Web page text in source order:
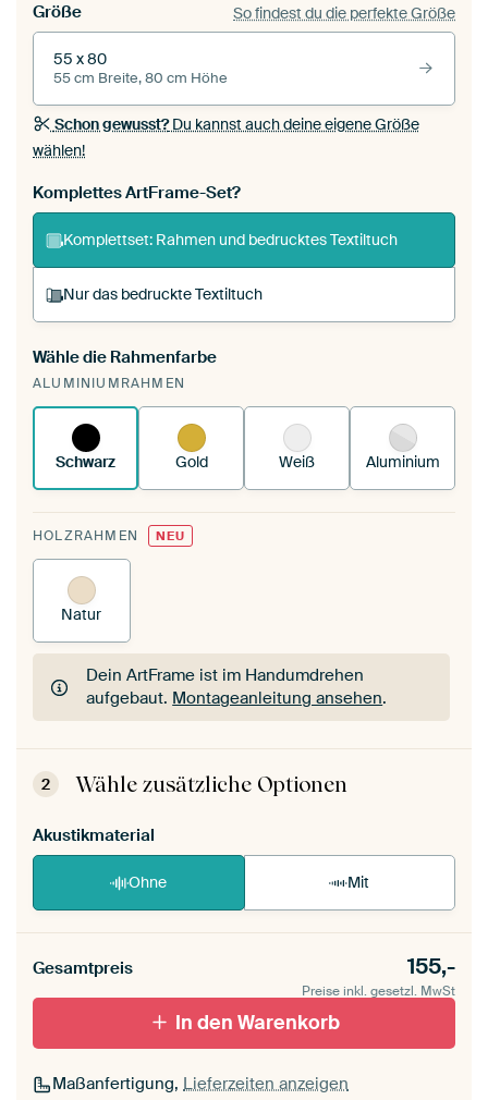
Größe So findest du die perfekte Größe
55 x 80
55 cm Breite, 80 cm Höhe
Schon gewusst?Du kannst auch deine eigene Größe
wählen!
Komplettes ArtFrame-Set?
Komplettset: Rahmen und bedrucktes Textiltuch
Nur das bedruckte Textiltuch
Du spannst einen wechselbaren Textiltuch in
deinen vorhandenen ArtFrame™.
funktioniert es.
Wähle die Rahmenfarbe
ALUMINIUMRAHMEN
Schwarz Gold Weiß Aluminium
HOLZRAHMEN NEU
Natur
Dein ArtFrame ist im Handumdrehen
aufgebaut. Montageanleitung ansehen.
Dein ArtFrame ist im Handumdrehen
aufgebaut.Montageanleitung ansehen
2 Wähle zusätzliche Optionen
Akustikmaterial
Ohne Mit
Gesamtpreis 155,-
Preise inkl. gesetzl. MwSt
In den Warenkorb
Maßanfertigung, Lieferzeiten anzeigen